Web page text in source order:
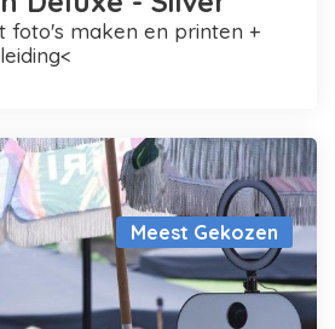
Meest Gekozen